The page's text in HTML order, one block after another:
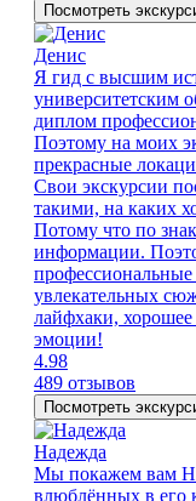
Посмотреть
Денис
Я гид с высшим
университетским
диплом
Поэтому на моих
прекрасные
Свои экскурсии
такими, на каких
Потому что по
информации.
увлекательных
лайфхаки,
эмоции!
4.98
489 отзывов
Посмотреть
Надежда
Мы покажем вам
влюблённых в его